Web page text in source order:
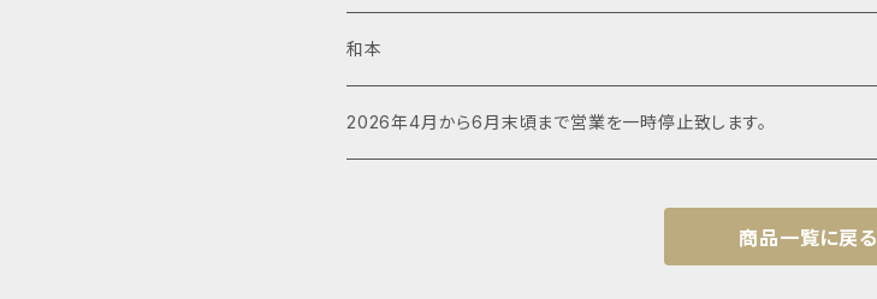
和本
2026年4月から6月末頃まで営業を一時停止致します。
商品一覧に戻る